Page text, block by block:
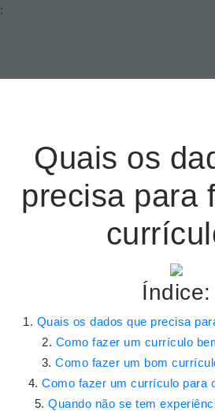
:
Quais os
precisa para
Índice:
Quais os dados que precisa
Como fazer um currículo
Como fazer um bom
Como fazer um currículo para
Quando não se tem